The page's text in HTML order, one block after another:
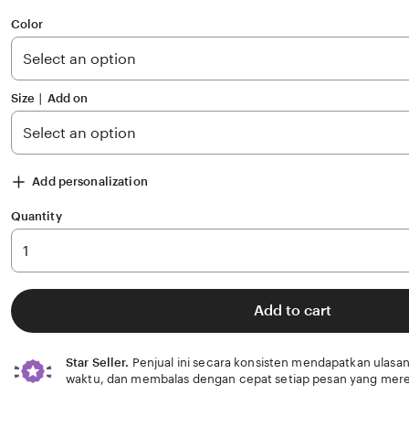
5
Color
Size ∣ Add on
Add personalization
Quantity
Add to cart
Star Seller. Penjual ini secara konsisten mendapatkan
waktu, dan membalas dengan cepat setiap pesan yang